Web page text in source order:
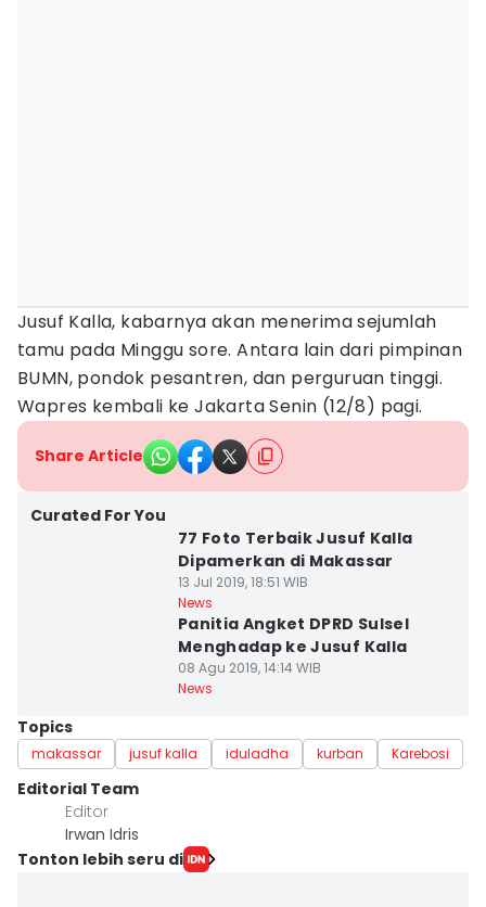
Jusuf Kalla, kabarnya akan menerima sejumlah
tamu pada Minggu sore. Antara lain dari pimpinan
BUMN, pondok pesantren, dan perguruan tinggi.
Wapres kembali ke Jakarta Senin (12/8) pagi.
Share Article
Curated For You
77 Foto Terbaik Jusuf Kalla
Dipamerkan di Makassar
13 Jul 2019, 18:51 WIB
News
Panitia Angket DPRD Sulsel
Menghadap ke Jusuf Kalla
08 Agu 2019, 14:14 WIB
News
Topics
makassar jusuf kalla iduladha kurban Karebosi
Editorial Team
Editor
Irwan Idris
Tonton lebih seru di